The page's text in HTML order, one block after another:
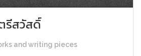
รีสวัสดิ์
and writing pieces